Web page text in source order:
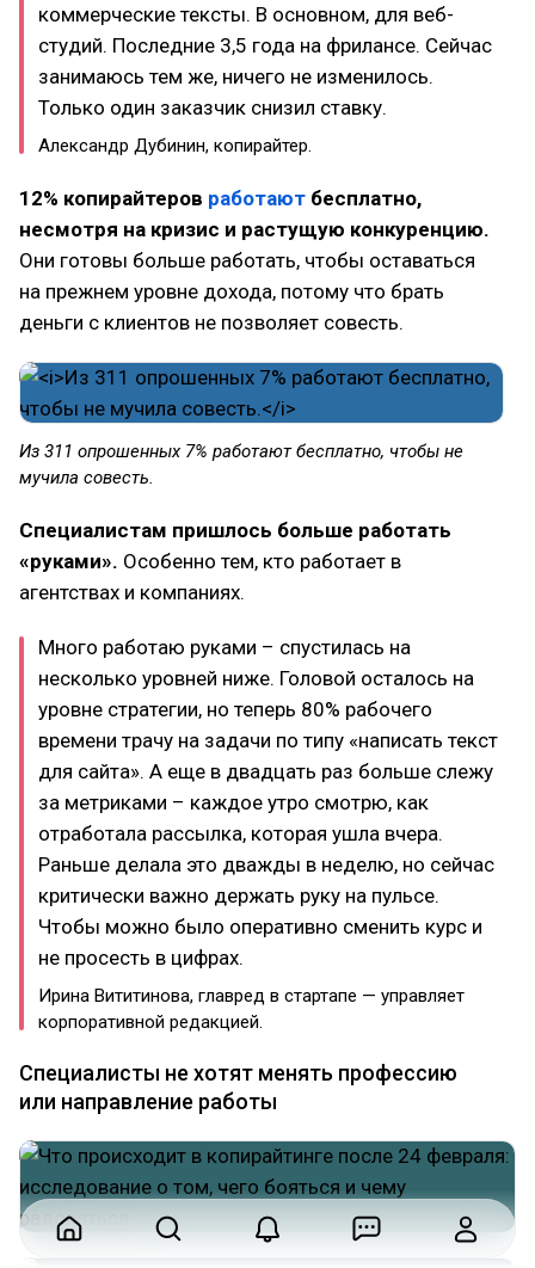
коммерческие тексты. В основном, для веб-
студий. Последние 3,5 года на фрилансе. Сейчас
занимаюсь тем же, ничего не изменилось.
Только один заказчик снизил ставку.
Александр Дубинин, копирайтер.
12% копирайтеров работают бесплатно,
несмотря на кризис и растущую конкуренцию.
Они готовы больше работать, чтобы оставаться
на прежнем уровне дохода, потому что брать
деньги с клиентов не позволяет совесть.
Из 311 опрошенных 7% работают бесплатно, чтобы не
мучила совесть.
Специалистам пришлось больше работать
«руками». Особенно тем, кто работает в
агентствах и компаниях.
Много работаю руками – спустилась на
несколько уровней ниже. Головой осталось на
уровне стратегии, но теперь 80% рабочего
времени трачу на задачи по типу «написать текст
для сайта». А еще в двадцать раз больше слежу
за метриками – каждое утро смотрю, как
отработала рассылка, которая ушла вчера.
Раньше делала это дважды в неделю, но сейчас
критически важно держать руку на пульсе.
Чтобы можно было оперативно сменить курс и
не просесть в цифрах.
Ирина Вититинова, главред в стартапе — управляет
корпоративной редакцией.
Специалисты не хотят менять профессию
или направление работы